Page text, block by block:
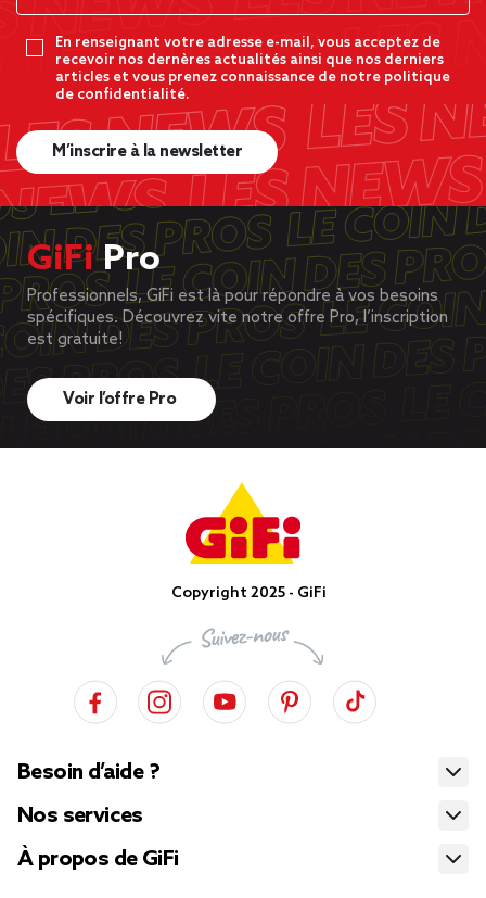
En renseignant votre adresse e-mail, vous acceptez de
recevoir nos dernères actualités ainsi que nos derniers
articles et vous prenez connaissance de notre politique
de confidentialité.
M’inscrire à la newsletter
GiFiPro
Professionnels, GiFi est là pour répondre à vos besoins
spécifiques. Découvrez vite notre offre Pro, l’inscription
est gratuite!
Voir l’offre Pro
Copyright 2025 - GiFi
Besoin d’aide ?
Nos services
À propos de GiFi